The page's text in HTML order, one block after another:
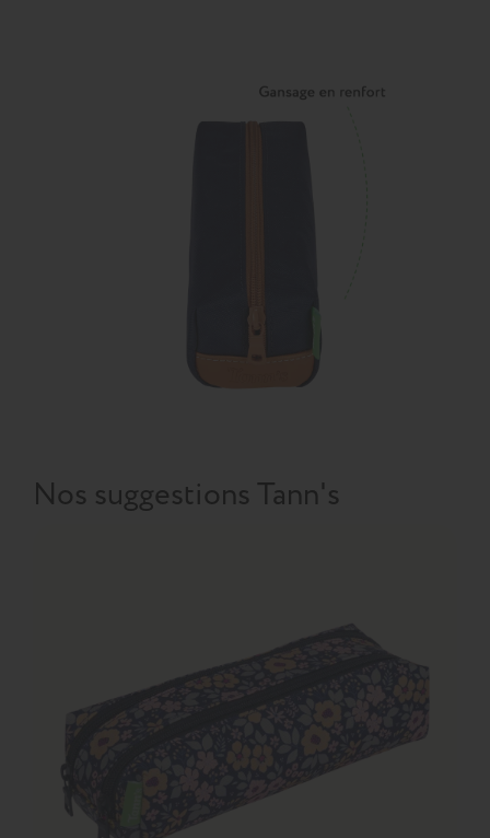
Nos suggestions Tann's